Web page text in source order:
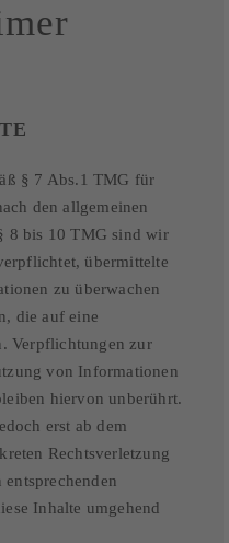
§ 7 Abs.1 TMG für
den allgemeinen
8 bis 10 TMG sind wir
übermittelte
zu überwachen
die auf eine
Verpflichtungen zur
von Informationen
hiervon unberührt.
erst ab dem
Rechtsverletzung
Inhalte umgehend